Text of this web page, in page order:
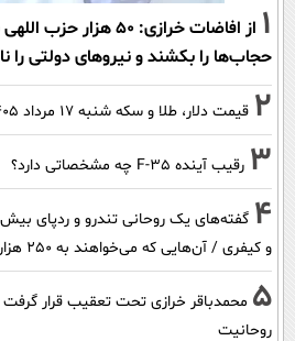
1
از افاضات خرازی: ۵۰
حجاب‌ها را بکشند و نیرو‌های دولتی را
2 قیمت دلار، طلا و سکه شنبه ۱۷ مرداد ۱۴۰۵ (+جدول قیمت)
3 رقیب آینده F-35 چه مشخصاتی دارد؟
4
و کیفری / آن‌هایی که می‌خواهند به ۲۵۰ هزار نفر بپیوندند بدانند ...
5 محمدباقر خرازی تحت تعقیب قرار گرفت
روحانیت